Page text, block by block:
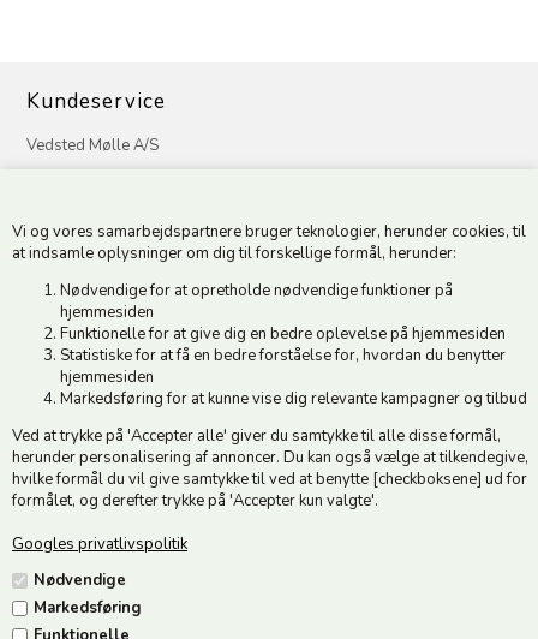
Vi og vores samarbejdspartnere bruger teknologier, herunder cookies, til
at indsamle oplysninger om dig til forskellige formål, herunder:
Nødvendige for at opretholde nødvendige funktioner på
hjemmesiden
Funktionelle for at give dig en bedre oplevelse på hjemmesiden
Statistiske for at få en bedre forståelse for, hvordan du benytter
hjemmesiden
Markedsføring for at kunne vise dig relevante kampagner og tilbud
Ved at trykke på 'Accepter alle' giver du samtykke til alle disse formål,
herunder personalisering af annoncer. Du kan også vælge at tilkendegive,
hvilke formål du vil give samtykke til ved at benytte [checkboksene] ud for
formålet, og derefter trykke på 'Accepter kun valgte'.
Googles privatlivspolitik
Nødvendige
Markedsføring
Kundeservice
Vedsted Mølle A/S
CVR 49879415 Mailvedstedmoelle@post.tele.dk
Åbningstider: Man-Fre 9.00-17.00 | Middagslukket 12.00-12.30 |
Lørdag 9.00-12.00
Hold dig opdateret
Tilmeld dig vores nyhedsbrev og modtag gode tilbud :)
Jeg accepterer vilkårene